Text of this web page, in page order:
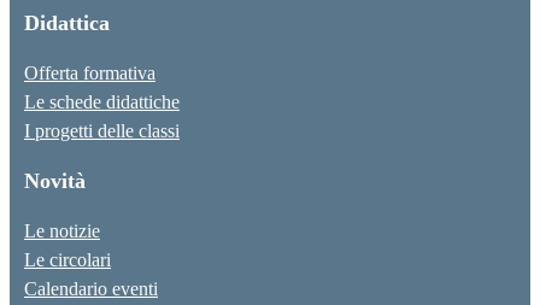
Didattica
Offerta formativa
Le schede didattiche
I progetti delle classi
Novità
Le notizie
Le circolari
Calendario eventi